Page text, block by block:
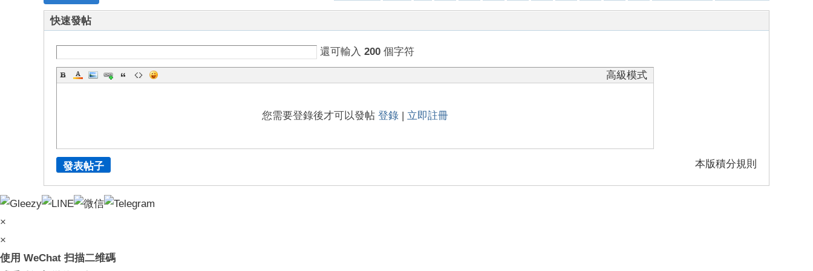
快速發帖
還可輸入 200 個字符
高級模式
您需要登錄後才可以發帖 登錄 | 立即註冊
本版積分規則
發表帖子
×
×
使用 WeChat 扫描二维碼